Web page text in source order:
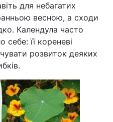
для небагатих
ранньою весною, а сходи
Календула часто
себе: її кореневі
розвиток деяких